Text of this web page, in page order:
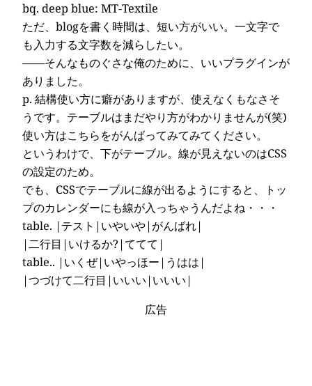
bq. deep blue: MT-Textile
ただ、blogを書く時間は、短い方がいい。一文字で
も入力する文字数を減らしたい。
――そんなものぐさな俺のために、いいプラグインが
ありました。
p. 結構使い方に癖がありますが、使えなくもなさそ
うです。テーブルはまだやり方がわかりませんが(笑)
使い方はこちらをがんばってみてみてください。
というわけで、下がテーブル。線が見えないのはCSS
の設定のため。
でも、CSSでテーブルに線が出るようにすると、トッ
プのカレンダーにも線が入っちゃうんだよね・・・
table. |テスト|いやいや|がんばれ|
|二行目|いけるか?|ててて|
table.. |いくぜ|いやっほー|うはは|
|つづけて二行目|いいい|いいい|
広告